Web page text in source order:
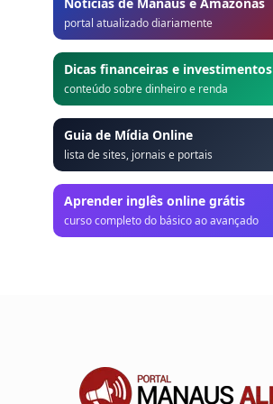
portal atualizado diariamente
Dicas financeiras e investimentos
conteúdo sobre dinheiro e renda
Guia de Mídia Online
lista de sites, jornais e portais
Aprender inglês online grátis
curso completo do básico ao avançado